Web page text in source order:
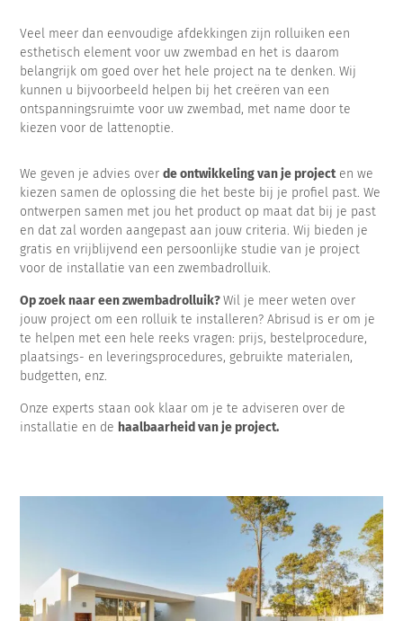
Veel meer dan eenvoudige afdekkingen zijn rolluiken een
esthetisch element voor uw zwembad en het is daarom
belangrijk om goed over het hele project na te denken. Wij
kunnen u bijvoorbeeld helpen bij het creëren van een
ontspanningsruimte voor uw zwembad, met name door te
kiezen voor de lattenoptie.
We geven je advies overde ontwikkeling van je projecten we
kiezen samen de oplossing die het beste bij je profiel past. We
ontwerpen samen met jou het product op maat dat bij je past
en dat zal worden aangepast aan jouw criteria. Wij bieden je
gratis en vrijblijvend een persoonlijke studie van je project
voor de installatie van een zwembadrolluik.
Op zoek naar een zwembadrolluik?Wil je meer weten over
jouw project om een rolluik te installeren? Abrisud is er om je
te helpen met een hele reeks vragen: prijs, bestelprocedure,
plaatsings- en leveringsprocedures, gebruikte materialen,
budgetten, enz.
Onze experts staan ook klaar om je te adviseren over de
installatie en de haalbaarheid van je project.